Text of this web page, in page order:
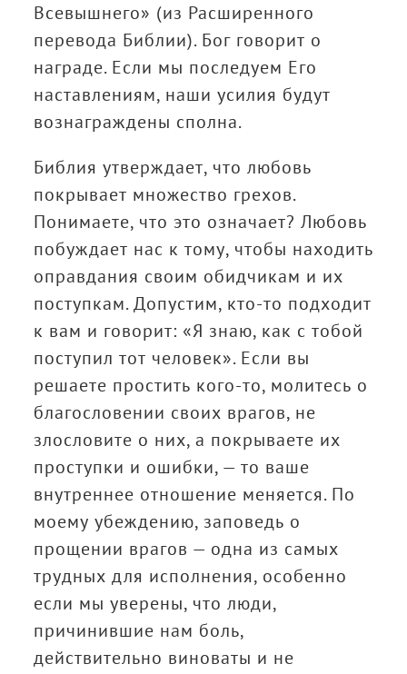
Всевышнего» (из Расширенного
перевода Библии). Бог говорит о
награде. Если мы последуем Его
наставлениям, наши усилия будут
вознаграждены сполна.
Библия утверждает, что любовь
покрывает множество грехов.
Понимаете, что это означает? Любовь
побуждает нас к тому, чтобы находить
оправдания своим обидчикам и их
поступкам. Допустим, кто-то подходит
к вам и говорит: «Я знаю, как с тобой
поступил тот человек». Если вы
решаете простить кого-то, молитесь о
благословении своих врагов, не
злословите о них, а покрываете их
проступки и ошибки, — то ваше
внутреннее отношение меняется. По
моему убеждению, заповедь о
прощении врагов — одна из самых
трудных для исполнения, особенно
если мы уверены, что люди,
причинившие нам боль,
действительно виноваты и не